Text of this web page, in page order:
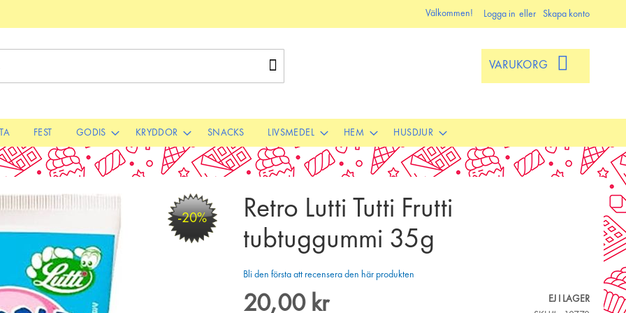
Välkommen! Logga in Skapa konto
VARUKORG
FEST GODIS KRYDDOR SNACKS LIVSMEDEL HEM HUSDJUR
-20%
Retro Lutti Tutti Frutti
tubtuggummi 35g
Bli den första att recensera den här produkten
Special
20,00 kr
EJ I LAGER